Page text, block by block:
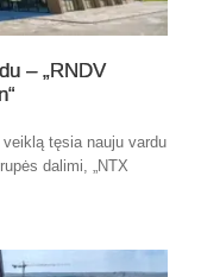
– „RNDV
veiklą tęsia nauju vardu
dalimi, „NTX